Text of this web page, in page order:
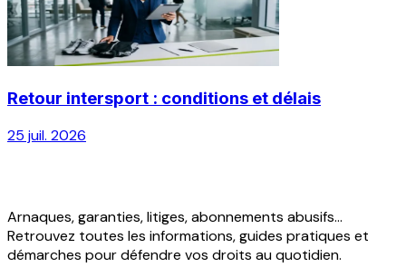
Retour intersport : conditions et délais
25 juil. 2026
Arnaques, garanties, litiges, abonnements abusifs...
Retrouvez toutes les informations, guides pratiques et
démarches pour défendre vos droits au quotidien.